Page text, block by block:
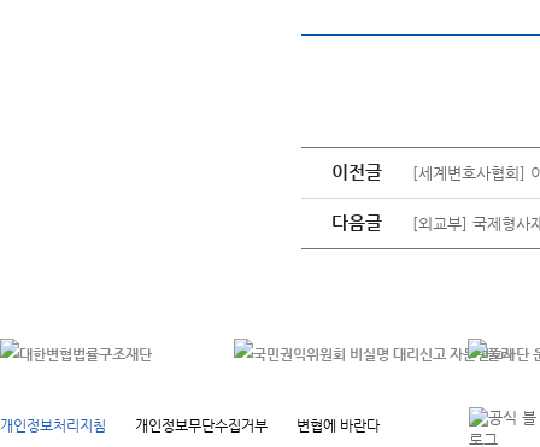
이전글 [세계변호사협회]
다음글 [외교부] 국제형사
개인정보처리지침 개인정보무단수집거부
변협에 바란다